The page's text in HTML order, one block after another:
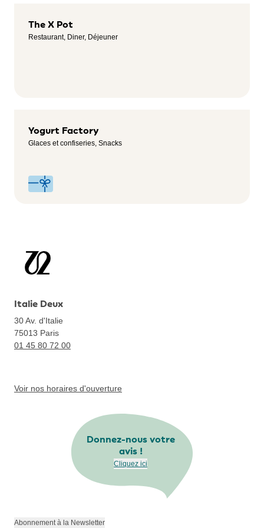
The X Pot
Restaurant, Diner, Déjeuner
Yogurt Factory
Glaces et confiseries, Snacks
Italie Deux
30 Av. d'Italie
75013 Paris
01 45 80 72 00
Voir nos horaires d'ouverture
Donnez-nous votre
avis !
Cliquez ici
Abonnement à la Newsletter